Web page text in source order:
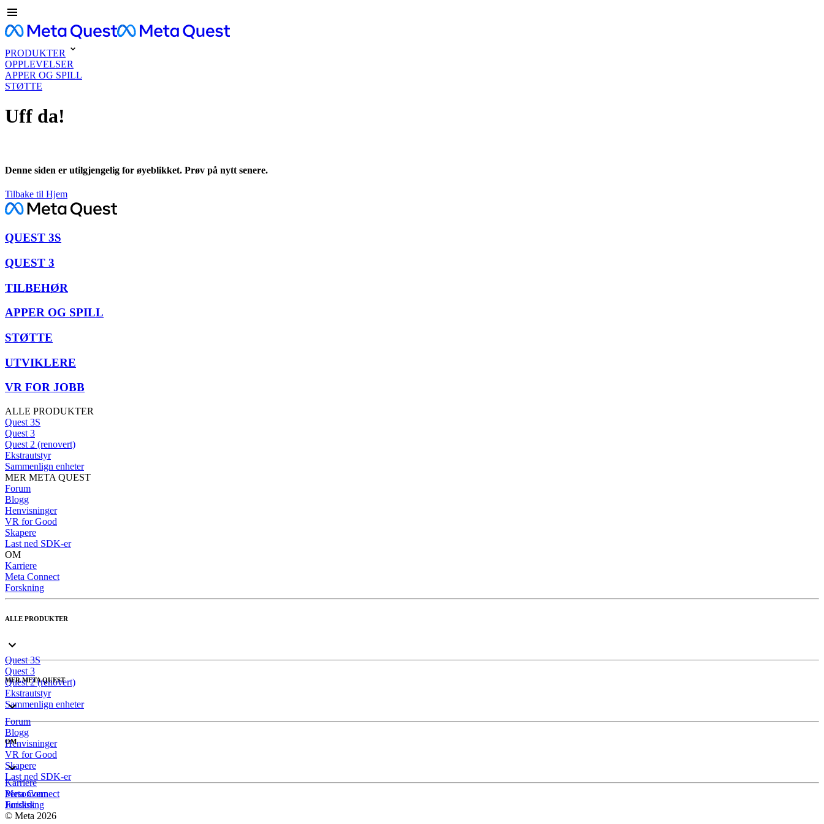
PRODUKTER
OPPLEVELSER
APPER OG SPILL
STØTTE
Uff da!
Denne siden er utilgjengelig for øyeblikket. Prøv på nytt senere.
Tilbake til Hjem
QUEST 3S
QUEST 3
TILBEHØR
APPER OG SPILL
STØTTE
UTVIKLERE
VR FOR JOBB
ALLE PRODUKTER
Quest 3S
Quest 3
Quest 2 (renovert)
Ekstrautstyr
Sammenlign enheter
MER META QUEST
Forum
Blogg
Henvisninger
VR for Good
Skapere
Last ned SDK-er
OM
Karriere
Meta Connect
Forskning
ALLE PRODUKTER
Quest 3S
Quest 3
Quest 2 (renovert)
Ekstrautstyr
Sammenlign enheter
MER META QUEST
Forum
Blogg
Henvisninger
VR for Good
Skapere
Last ned SDK-er
OM
Karriere
Meta Connect
Forskning
Personvern
Juridisk
© Meta 2026